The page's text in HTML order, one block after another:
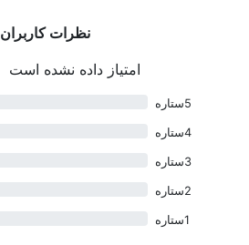
نظرات کاربران
امتیاز داده نشده است
5ستاره
4ستاره
3ستاره
2ستاره
1ستاره